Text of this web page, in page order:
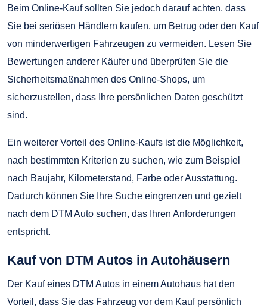
Beim Online-Kauf sollten Sie jedoch darauf achten, dass
Sie bei seriösen Händlern kaufen, um Betrug oder den Kauf
von minderwertigen Fahrzeugen zu vermeiden. Lesen Sie
Bewertungen anderer Käufer und überprüfen Sie die
Sicherheitsmaßnahmen des Online-Shops, um
sicherzustellen, dass Ihre persönlichen Daten geschützt
sind.
Ein weiterer Vorteil des Online-Kaufs ist die Möglichkeit,
nach bestimmten Kriterien zu suchen, wie zum Beispiel
nach Baujahr, Kilometerstand, Farbe oder Ausstattung.
Dadurch können Sie Ihre Suche eingrenzen und gezielt
nach dem DTM Auto suchen, das Ihren Anforderungen
entspricht.
Kauf von DTM Autos in Autohäusern
Der Kauf eines DTM Autos in einem Autohaus hat den
Vorteil, dass Sie das Fahrzeug vor dem Kauf persönlich